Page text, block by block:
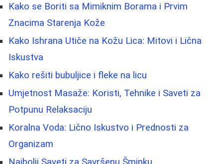
Kako se Boriti sa Mimiknim Borama i Prvim
Znacima Starenja Kože
Kako Ishrana Utiče na Kožu Lica: Mitovi i Lična
Iskustva
Kako rešiti bubuljice i fleke na licu
Umjetnost Masaže: Koristi, Tehnike i Saveti za
Potpunu Relaksaciju
Koralna Voda: Lično Iskustvo i Prednosti za
Organizam
Najbolji Saveti za Savršenu Šminku